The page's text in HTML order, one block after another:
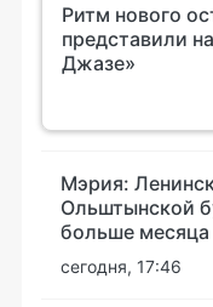
Ритм нового
представили
Джазе»
Мэрия:
Ольштынской
больше месяца
сегодня, 17:46